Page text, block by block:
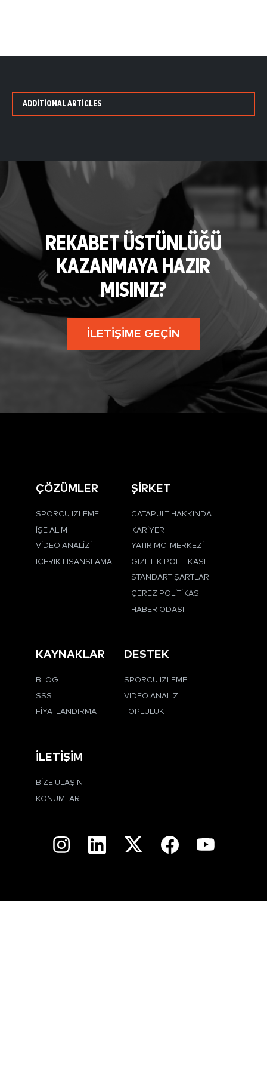
ADDITIONAL ARTICLES
REKABET ÜSTÜNLÜĞÜ
KAZANMAYA HAZIR
MISINIZ?
İLETIŞIME GEÇIN
ÇÖZÜMLER
SPORCU İZLEME
İŞE ALIM
VIDEO ANALIZI
İÇERIK LISANSLAMA
ŞİRKET
CATAPULT HAKKINDA
KARIYER
YATIRIMCI MERKEZI
GIZLILIK POLITIKASI
STANDART ŞARTLAR
ÇEREZ POLITIKASI
HABER ODASI
KAYNAKLAR
BLOG
SSS
FIYATLANDIRMA
DESTEK
SPORCU İZLEME
VIDEO ANALIZI
TOPLULUK
İLETIŞIM
BIZE ULAŞIN
KONUMLAR